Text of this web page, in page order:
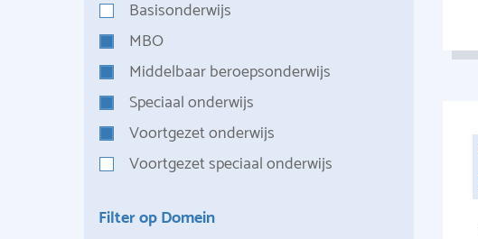
Basisonderwijs
MBO
Middelbaar beroepsonderwijs
Speciaal onderwijs
Voortgezet onderwijs
Voortgezet speciaal onderwijs
Filter op Domein